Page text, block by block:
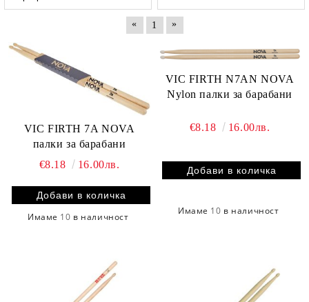
« 1 »
VIC FIRTH 7A NOVA
палки за барабани
€8.18
16.00лв.
Имаме 10 в наличност
VIC FIRTH N7AN NOVA
Nylon палки за барабани
€8.18 16.00лв.
Имаме 10 в наличност